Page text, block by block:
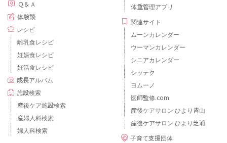
Ｑ＆Ａ
体験談
レシピ
離乳食レシピ
妊娠食レシピ
妊活食レシピ
成長アルバム
施設検索
産後ケア施設検索
産婦人科検索
婦人科検索
体重管理アプリ
関連サイト
ムーンカレンダー
ウーマンカレンダー
シニアカレンダー
シッテク
ヨムーノ
医師監修.com
産後ケアサロン ひより青山
産後ケアサロン ひより芝浦
子育て支援団体